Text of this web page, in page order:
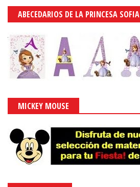
ABECEDARIOS DE LA PRINCESA SOFIA
MICKEY MOUSE